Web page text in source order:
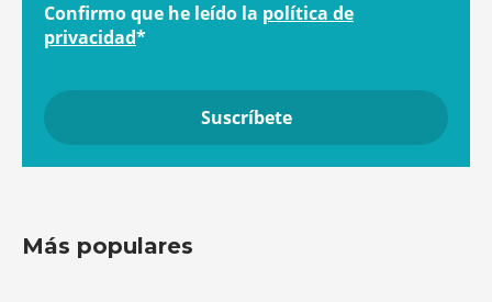
Confirmo que he leído la política de
privacidad*
Más populares